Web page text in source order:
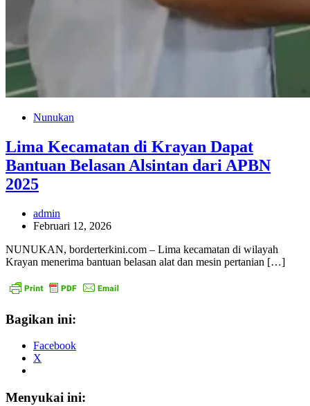
Nunukan
Lima Kecamatan di Krayan Dapat
Bantuan Belasan Alsintan dari APBN
2025
admin
Februari 12, 2026
NUNUKAN, borderterkini.com – Lima kecamatan di wilayah
Krayan menerima bantuan belasan alat dan mesin pertanian […]
Bagikan ini:
Facebook
X
Menyukai ini: